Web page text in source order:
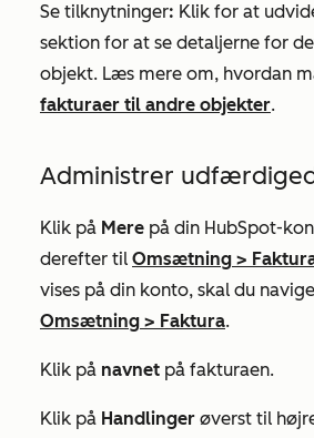
Se tilknytninger: Klik for at
sektion for at se detaljerne for
objekt. Læs mere om, hvordan
fakturaer til andre objekter.
Administrer
Klik på Mere på din HubSpot-
derefter til Omsætning >
vises på din konto, skal du
Omsætning > Faktura.
Klik på navnet på fakturaen.
Klik på Handlinger øverst til